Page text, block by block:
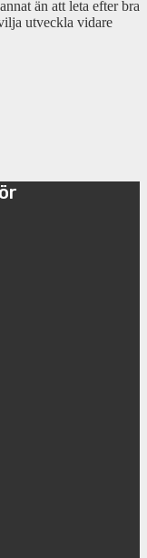
än att leta efter bra
utveckla vidare